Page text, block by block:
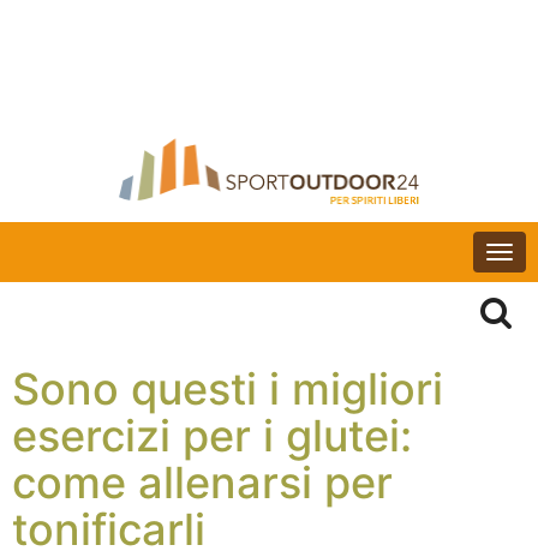
Sono questi i migliori
esercizi per i glutei:
come allenarsi per
tonificarli